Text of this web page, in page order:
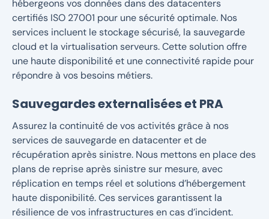
hébergeons vos données dans des datacenters
certifiés ISO 27001 pour une sécurité optimale. Nos
services incluent le stockage sécurisé, la sauvegarde
cloud et la virtualisation serveurs. Cette solution offre
une haute disponibilité et une connectivité rapide pour
répondre à vos besoins métiers.
Sauvegardes externalisées et PRA
Assurez la continuité de vos activités grâce à nos
services de sauvegarde en datacenter et de
récupération après sinistre. Nous mettons en place des
plans de reprise après sinistre sur mesure, avec
réplication en temps réel et solutions d’hébergement
haute disponibilité. Ces services garantissent la
résilience de vos infrastructures en cas d’incident.